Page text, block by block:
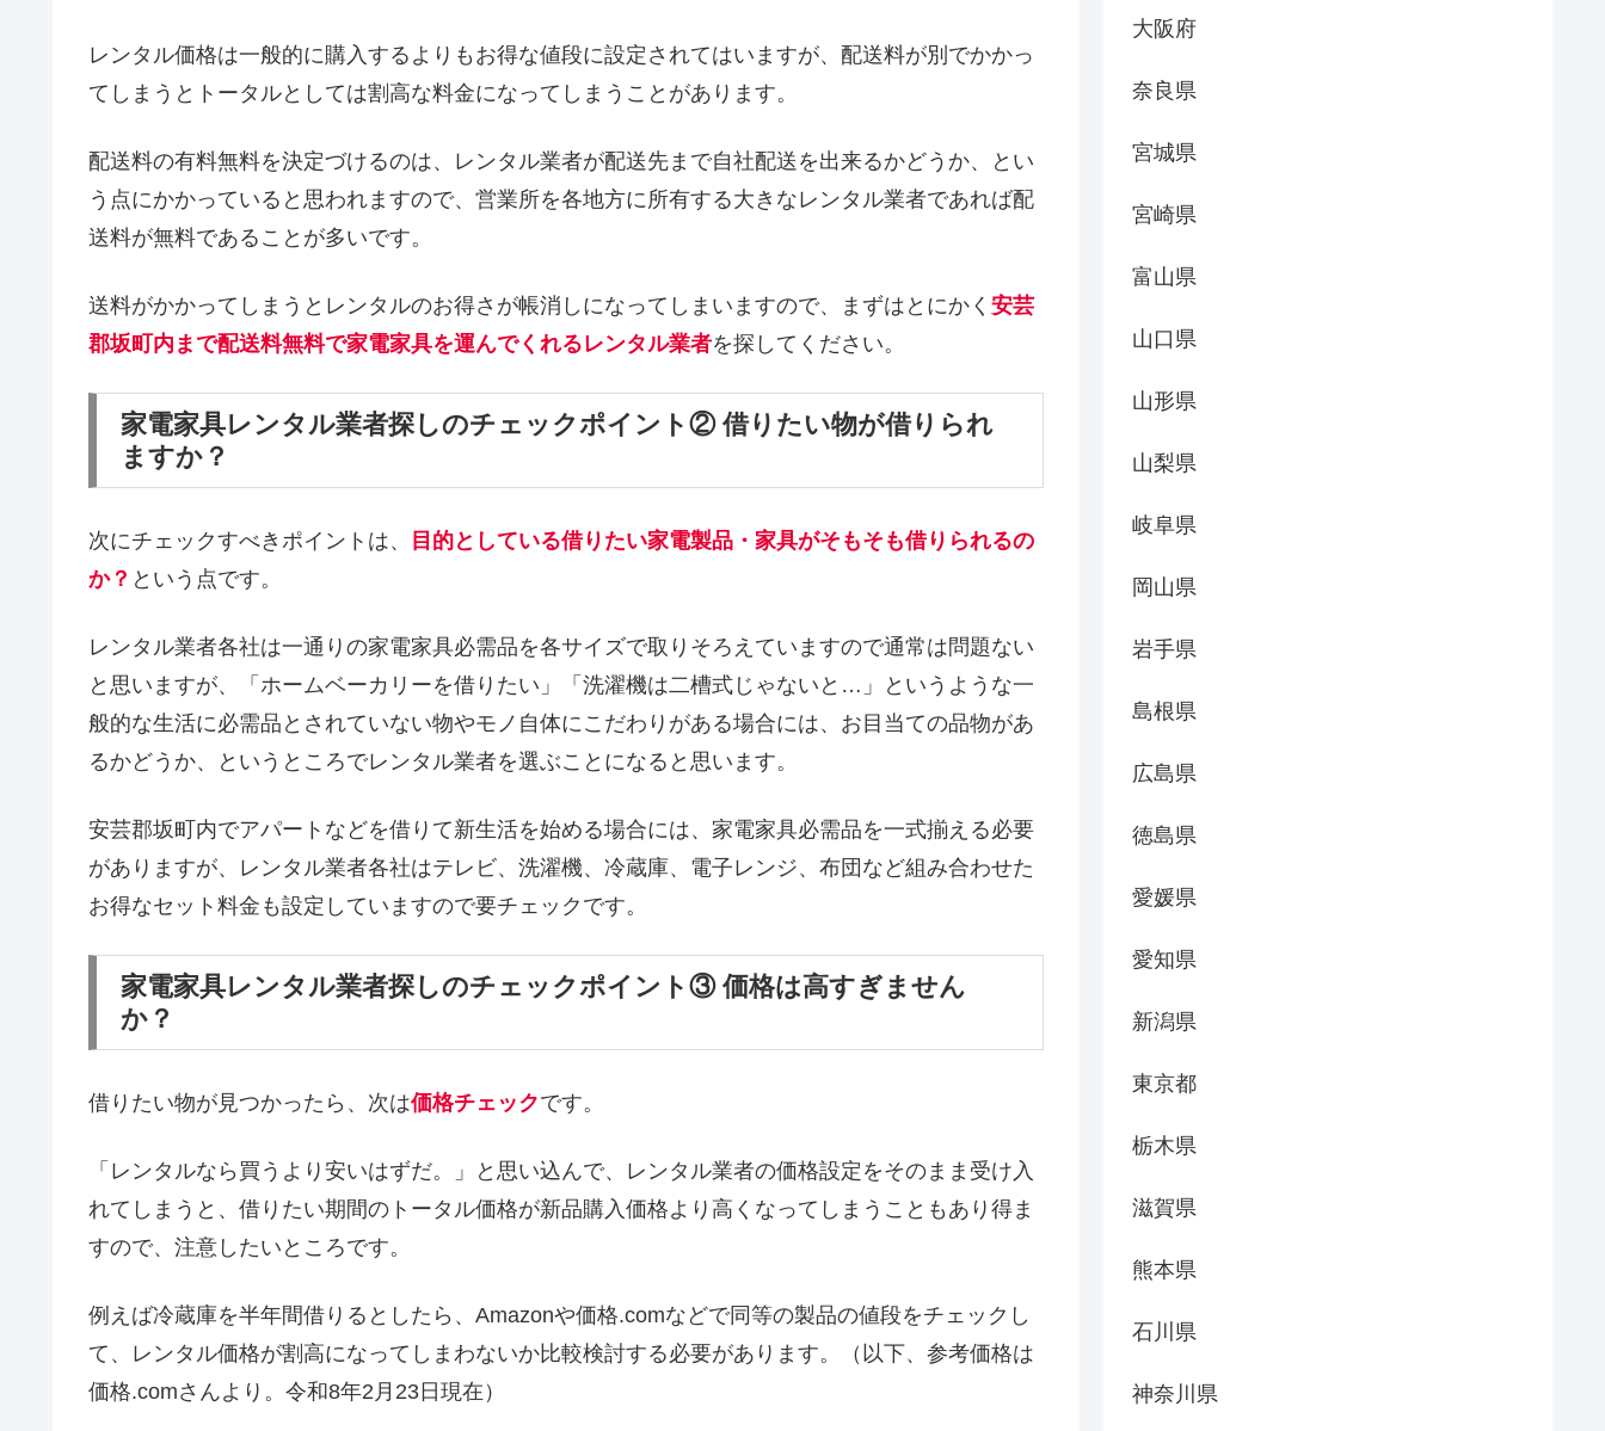
レンタル価格は一般的に購入するよりもお得な値段に設定されてはいますが、配送料が別でかかっ
てしまうとトータルとしては割高な料金になってしまうことがあります。
配送料の有料無料を決定づけるのは、レンタル業者が配送先まで自社配送を出来るかどうか、とい
う点にかかっていると思われますので、営業所を各地方に所有する大きなレンタル業者であれば配
送料が無料であることが多いです。
送料がかかってしまうとレンタルのお得さが帳消しになってしまいますので、まずはとにかく 安芸
郡坂町内まで配送料無料で家電家具を運んでくれるレンタル業者を探してください。
家電家具レンタル業者探しのチェックポイント② 借りたい物が借りられ
ますか？
次にチェックすべきポイントは、
目的としている借りたい家電製品・家具がそもそも借りられるの
か？ という点です。
レンタル業者各社は一通りの家電家具必需品を各サイズで取りそろえていますので通常は問題ない
と思いますが、「ホームベーカリーを借りたい」「洗濯機は二槽式じゃないと…」というような一
般的な生活に必需品とされていない物やモノ自体にこだわりがある場合には、お目当ての品物があ
るかどうか、というところでレンタル業者を選ぶことになると思います。
安芸郡坂町内でアパートなどを借りて新生活を始める場合には、家電家具必需品を一式揃える必要
がありますが、レンタル業者各社はテレビ、洗濯機、冷蔵庫、電子レンジ、布団など組み合わせた
お得なセット料金も設定していますので要チェックです。
家電家具レンタル業者探しのチェックポイント③ 価格は高すぎません
か？
借りたい物が見つかったら、次は価格チェックです。
「レンタルなら買うより安いはずだ。」と思い込んで、レンタル業者の価格設定をそのまま受け入
れてしまうと、借りたい期間のトータル価格が新品購入価格より高くなってしまうこともあり得ま
すので、注意したいところです。
例えば冷蔵庫を半年間借りるとしたら、Amazonや価格.comなどで同等の製品の値段をチェックし
て、レンタル価格が割高になってしまわないか比較検討する必要があります。（以下、参考価格は
価格.comさんより。令和8年2月23日現在）
大阪府
奈良県
宮城県
宮崎県
富山県
山口県
山形県
山梨県
岐阜県
岡山県
岩手県
島根県
広島県
徳島県
愛媛県
愛知県
新潟県
東京都
栃木県
滋賀県
熊本県
石川県
神奈川県